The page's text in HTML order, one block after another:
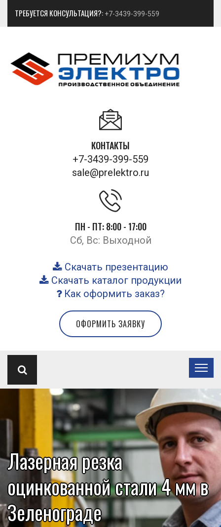
ТРЕБУЕТСЯ КОНСУЛЬТАЦИЯ?: +7-3439-399-559
КОНТАКТЫ
+7-3439-399-559
sale@prelektro.ru
ПН - ПТ: 8:00 - 17:00
Сб, Вс: Выходной
Скачать презентацию
Скачать каталог продукции
Как оформить заказ?
ОФОРМИТЬ ЗАЯВКУ
Лазерная резка
оцинкованной стали 4 мм в
Зеленограде